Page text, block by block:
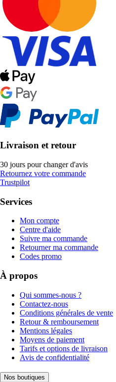
Livraison et retour
30 jours pour changer d'avis
Retournez votre commande
Trustpilot
Services
Mon compte
Centre d'aide
Suivre ma commande
Retourner ma commande
Codes promo
À propos
Qui sommes-nous ?
Contactez-nous
Conditions générales de vente
Retour & remboursement
Mentions légales
Moyens de paiement
Tarifs et options de livraison
Avis de confidentialité
Nos boutiques